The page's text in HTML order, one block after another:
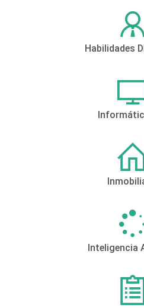
Habilidades
Inteligencia